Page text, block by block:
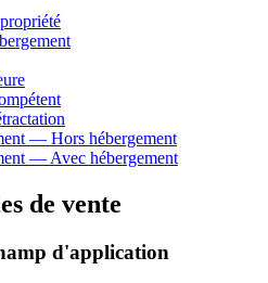
— Hors hébergement
— Avec hébergement
de vente
d'application